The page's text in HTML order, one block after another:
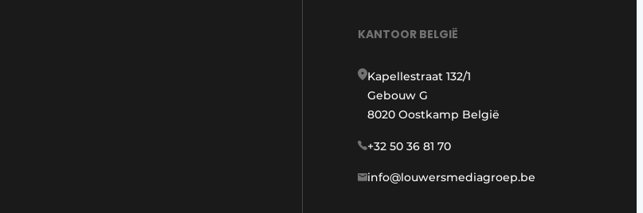
KANTOOR BELGIË
Kapellestraat 132/1
Gebouw G
8020 Oostkamp België
+32 50 36 81 70
info@louwersmediagroep.be